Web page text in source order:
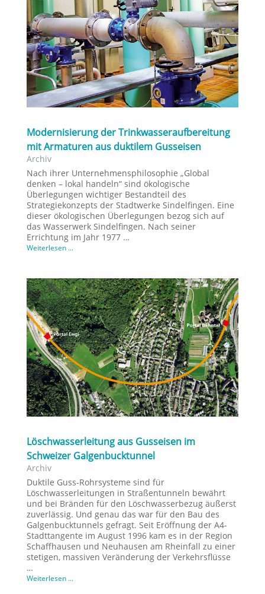
Modernisierung der Trinkwasseraufbereitung
mit Armaturen aus duktilem Gusseisen
Archiv
Nach ihrer Unternehmensphilosophie „Global
denken – lokal handeln“ sind ökologische
Überlegungen wichtiger Bestandteil des
Strategiekonzepts der Stadtwerke Sindelfingen. Eine
dieser ökologischen Überlegungen bezog sich auf
das Wasserwerk Sindelfingen. Nach seiner
Errichtung im Jahr 1977 …
Weiterlesen ...
Löschwasserleitung aus Gusseisen im
Schweizer Galgenbucktunnel
Archiv
Duktile Guss-Rohrsysteme sind für
Löschwasserleitungen in Straßentunneln bewährt
und bei Bränden für den Löschwasserbezug äußerst
zuverlässig. Und genau das war für den Bau des
Galgenbucktunnels gefragt. Seit Eröffnung der A4-
Stadttangente im August 1996 kam es in der Region
Schaffhausen und Neuhausen am Rheinfall zu einer
stetigen, massiven Veränderung der Verkehrsflüsse
…
Weiterlesen ...